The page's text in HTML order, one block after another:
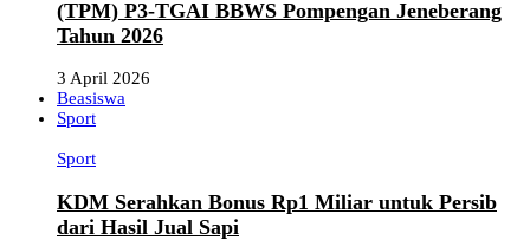
(TPM) P3-TGAI BBWS Pompengan Jeneberang
Tahun 2026
3 April 2026
Beasiswa
Sport
Sport
KDM Serahkan Bonus Rp1 Miliar untuk Persib
dari Hasil Jual Sapi